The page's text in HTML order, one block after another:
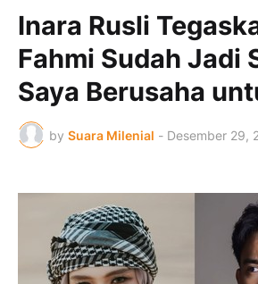
Inara Rusli
Fahmi Sudah Jadi
Saya Berusaha
by Suara Milenial - Desember 29,